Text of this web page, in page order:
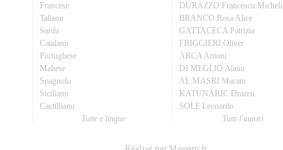
Francese
Talianu
Sardu
Catalanu
Purtughese
Maltese
Spagnolu
Sicilianu
Castillianu
Tutte e lingue
DURAZZO Francescu Micheli
BRANCO Rosa Alice
GATTACECA Patrizia
FRIGGIERI Oliver
ARCA Antoni
DI MEGLIO Alanu
AL MASRI Maram
KATUNARIC Drazen
SOLE Leonardo
Tutti l'autori